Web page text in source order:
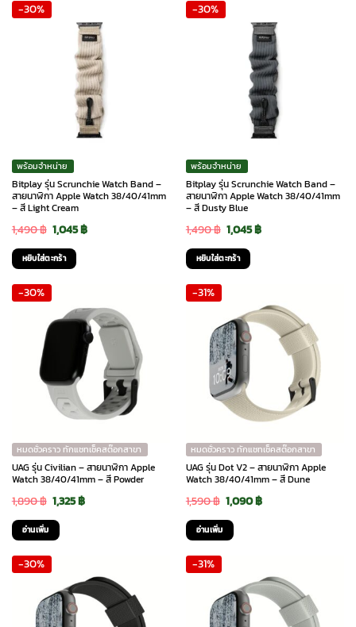
-30%
พร้อมจำหน่าย
Bitplay รุ่น Scrunchie Watch Band –
สายนาฬิกา Apple Watch 38/40/41mm
– สี Light Cream
1,490฿ Original
price
was:
1,045฿Current
หยิบใส่ตะกร้า
-30%
พร้อมจำหน่าย
Bitplay รุ่น Scrunchie Watch Band –
สายนาฬิกา Apple Watch 38/40/41mm
– สี Dusty Blue
1,490฿ Original
price
was:
1,045฿Current
หยิบใส่ตะกร้า
-30%
หมดชั่วคราว ทักแชทเช็คสต๊อกสาขา
UAG รุ่น Civilian – สายนาฬิกา Apple
Watch 38/40/41mm – สี Powder
1,890฿ Original
price
was:
1,325฿Current
อ่านเพิ่ม
-31%
หมดชั่วคราว ทักแชทเช็คสต๊อกสาขา
UAG รุ่น Dot V2 – สายนาฬิกา Apple
Watch 38/40/41mm – สี Dune
1,590฿ Original
price
was:
1,090฿Current
อ่านเพิ่ม
-30% -31%